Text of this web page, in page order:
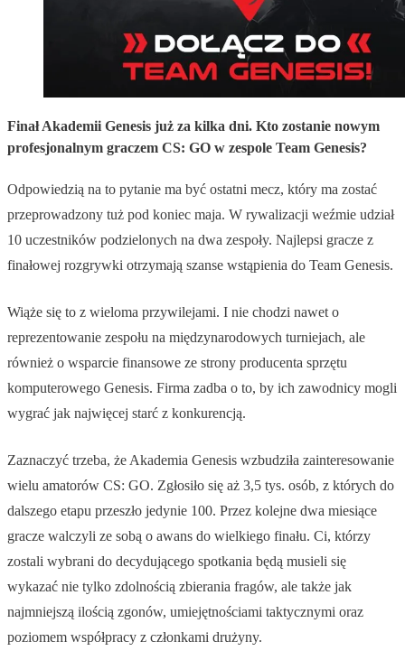
Finał Akademii Genesis już za kilka dni. Kto zostanie nowym
profesjonalnym graczem CS: GO w zespole Team Genesis?
Odpowiedzią na to pytanie ma być ostatni mecz, który ma zostać
przeprowadzony tuż pod koniec maja. W rywalizacji weźmie udział
10 uczestników podzielonych na dwa zespoły. Najlepsi gracze z
finałowej rozgrywki otrzymają szanse wstąpienia do Team Genesis.
Wiąże się to z wieloma przywilejami. I nie chodzi nawet o
reprezentowanie zespołu na międzynarodowych turniejach, ale
również o wsparcie finansowe ze strony producenta sprzętu
komputerowego Genesis. Firma zadba o to, by ich zawodnicy mogli
wygrać jak najwięcej starć z konkurencją.
Zaznaczyć trzeba, że Akademia Genesis wzbudziła zainteresowanie
wielu amatorów CS: GO. Zgłosiło się aż 3,5 tys. osób, z których do
dalszego etapu przeszło jedynie 100. Przez kolejne dwa miesiące
gracze walczyli ze sobą o awans do wielkiego finału. Ci, którzy
zostali wybrani do decydującego spotkania będą musieli się
wykazać nie tylko zdolnością zbierania fragów, ale także jak
najmniejszą ilością zgonów, umiejętnościami taktycznymi oraz
poziomem współpracy z członkami drużyny.